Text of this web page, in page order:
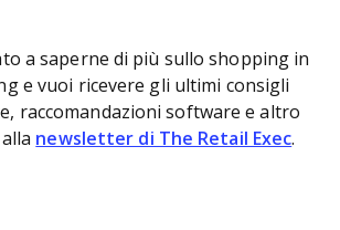
a saperne di più sullo shopping in
e vuoi ricevere gli ultimi consigli
raccomandazioni software e altro
newsletter di The Retail Exec.